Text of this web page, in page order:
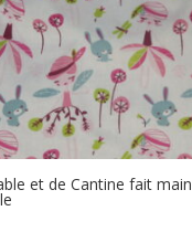
et de Cantine fait main